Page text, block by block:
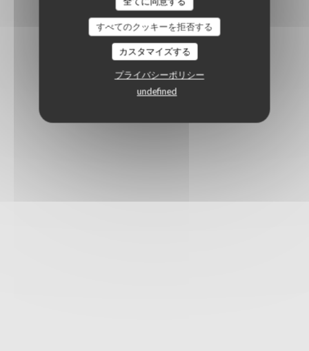
すべてのクッキーを拒否する
カスタマイズする
プライバシーポリシー
undefined